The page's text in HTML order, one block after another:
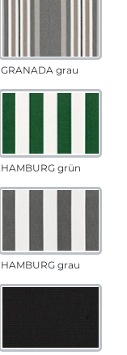
GRANADA grau
HAMBURG grün
HAMBURG grau